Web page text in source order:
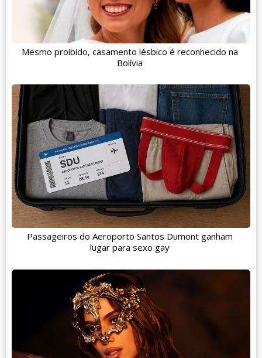
Mesmo proibido, casamento lésbico é reconhecido na
Bolívia
Passageiros do Aeroporto Santos Dumont ganham
lugar para sexo gay